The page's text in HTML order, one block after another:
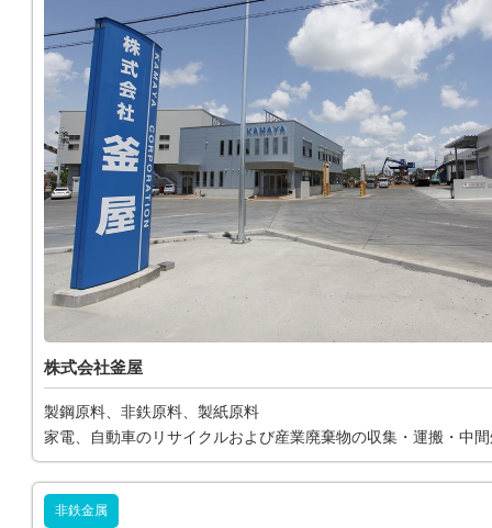
株式会社釜屋
製鋼原料、非鉄原料、製紙原料
家電、自動車のリサイクルおよび産業廃棄物の収集・運搬・中
非鉄金属